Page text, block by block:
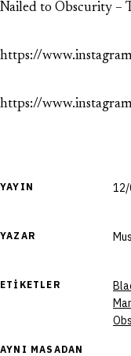
YAYIN
YAZAR
ETIKETLER
Nailed to Obscurity –
https://
https://
AYNI MASADAN